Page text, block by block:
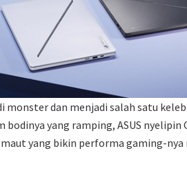
dan menjadi salah satu
yang ramping, ASUS nyelipin
maut yang bikin performa gaming-